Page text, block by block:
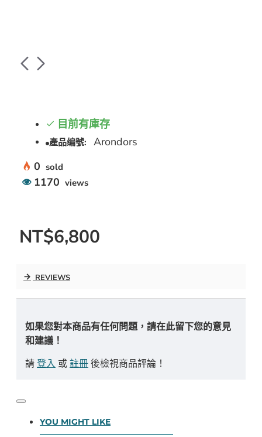
目前有庫存
產品编號:
Arondors
0 sold
1170 views
NT$6,800
REVIEWS
如果您對本商品有任何問題，請在此留下您的意見
和建議！
請登入 或註冊後檢視商品評論！
YOU MIGHT LIKE